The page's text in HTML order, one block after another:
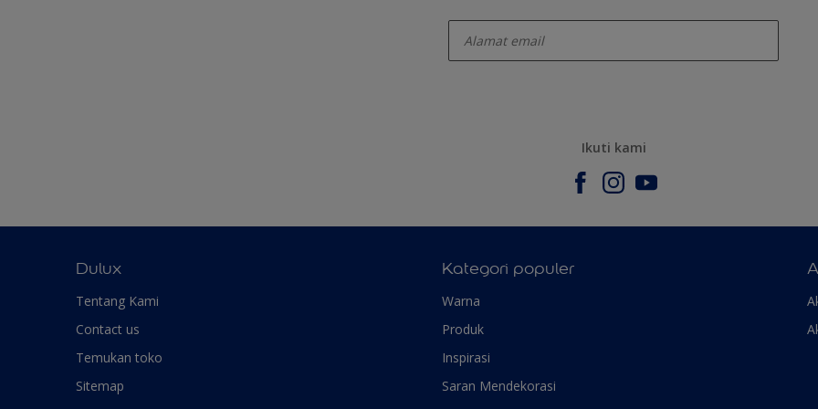
Ikuti kami
Dulux
Tentang Kami
Contact us
Temukan toko
Sitemap
Kategori populer
Warna
Produk
Inspirasi
Saran Mendekorasi